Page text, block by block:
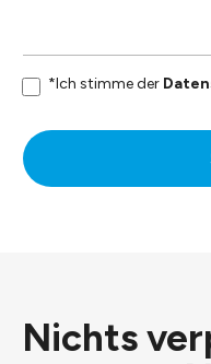
*Ich stimme der
Nichts